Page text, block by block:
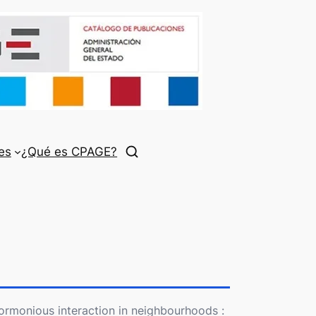
¿Qué es CPAGE?
interaction in neighbourhoods :